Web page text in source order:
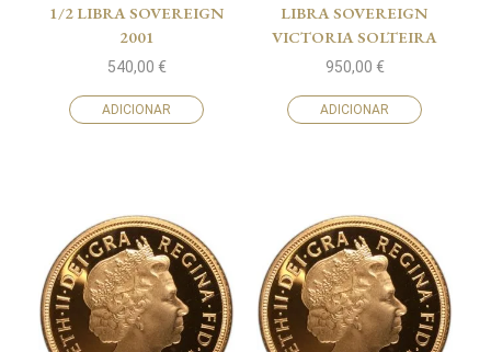
1/2 LIBRA SOVEREIGN
2001
540,00 €
ADICIONAR
LIBRA SOVEREIGN
VICTORIA SOLTEIRA
950,00 €
ADICIONAR